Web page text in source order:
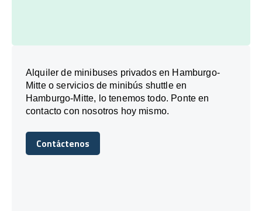
Alquiler de minibuses privados en Hamburgo-
Mitte o servicios de minibús shuttle en
Hamburgo-Mitte, lo tenemos todo. Ponte en
contacto con nosotros hoy mismo.
Contáctenos
Contáctenos